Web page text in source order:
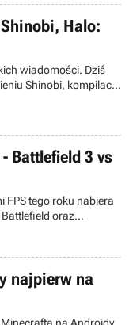
na zasadzie free-to-
Halo:
wiadomości. Dziś
Shinobi, kompilacji
Square Enix.
Battlefield 3 vs
FPS tego roku nabiera
oraz
odsłonie serii
podgrzać
łamach porównanie
najpierw na